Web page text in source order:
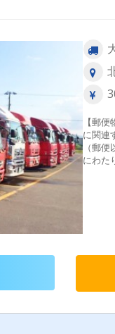
【郵便
に関連
（郵便
にわた